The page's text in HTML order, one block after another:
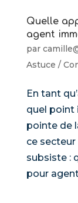
Quelle
agent
par
Astuce /
En tant
quel point
pointe de
ce
subsiste :
pour